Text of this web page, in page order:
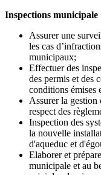
Inspections municipale
Assurer une
les cas
municipaux;
Effectuer des
des permis et des
conditions émises
Assurer la gestion
respect des
Inspection des
la nouvelle
d'aqueduc et
Elaborer et
municipale et au